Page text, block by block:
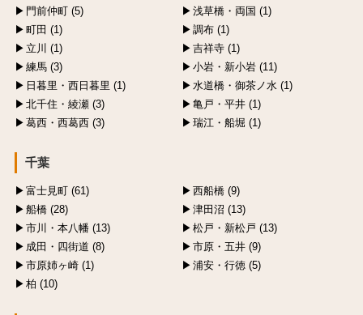
門前仲町 (5)
浅草橋・両国 (1)
町田 (1)
調布 (1)
立川 (1)
吉祥寺 (1)
練馬 (3)
小岩・新小岩 (11)
日暮里・西日暮里 (1)
水道橋・御茶ノ水 (1)
北千住・綾瀬 (3)
亀戸・平井 (1)
葛西・西葛西 (3)
瑞江・船堀 (1)
千葉
富士見町 (61)
西船橋 (9)
船橋 (28)
津田沼 (13)
市川・本八幡 (13)
松戸・新松戸 (13)
成田・四街道 (8)
市原・五井 (9)
市原姉ヶ崎 (1)
浦安・行徳 (5)
柏 (10)